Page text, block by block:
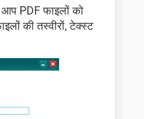
आप PDF फाइलों को
की तस्वीरों, टेक्स्ट